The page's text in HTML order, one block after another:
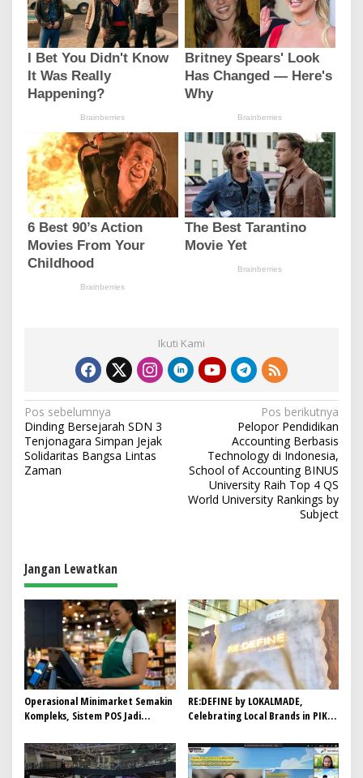
Ikuti Kami
N
a
v
i
i
p
o
s
Pos sebelumnya
Dinding Bersejarah SDN 3
Tenjonagara Simpan Jejak
Solidaritas Bangsa Lintas
Zaman
Pos berikutnya
Pelopor Pendidikan
Accounting Berbasis
Technology di Indonesia,
School of Accounting BINUS
University Raih Top 4 QS
World University Rankings by
Subject
Jangan Lewatkan
Operasional Minimarket Semakin
Kompleks, Sistem POS Jadi
Stok
RE:DEFINE by LOKALMADE,
Celebrating Local Brands in PIK